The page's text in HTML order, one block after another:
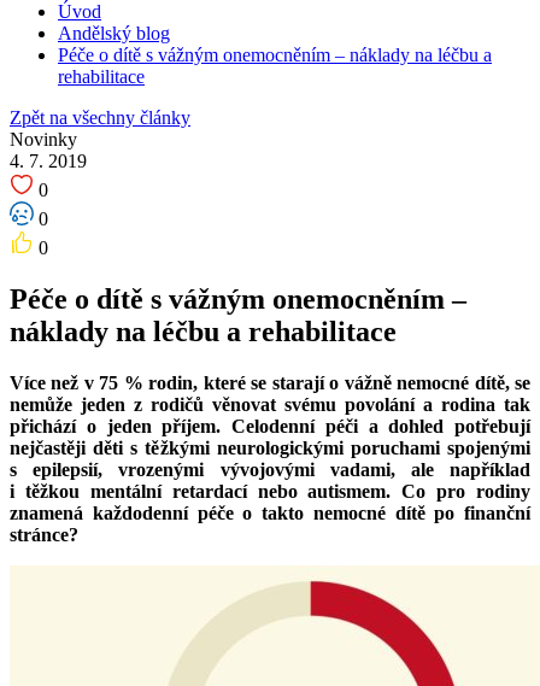
Úvod
Andělský blog
Péče o dítě s vážným onemocněním – náklady na léčbu a
rehabilitace
Zpět na všechny články
Novinky
4. 7. 2019
0
0
0
Péče o dítě s vážným onemocněním –
náklady na léčbu a rehabilitace
Více než v 75 % rodin, které se starají o vážně nemocné dítě, se
nemůže jeden z rodičů věnovat svému povolání a rodina tak
přichází o jeden příjem. Celodenní péči a dohled potřebují
nejčastěji děti s těžkými neurologickými poruchami spojenými
s epilepsií, vrozenými vývojovými vadami, ale například
i těžkou mentální retardací nebo autismem. Co pro rodiny
znamená každodenní péče o takto nemocné dítě po finanční
stránce?